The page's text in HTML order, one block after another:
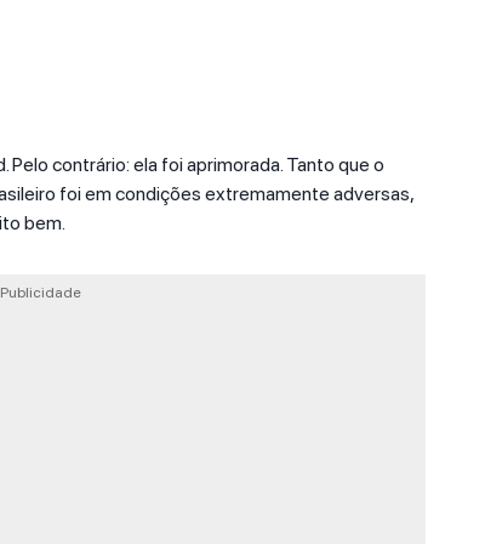
contrário: ela foi aprimorada. Tanto que o
foi em condições extremamente adversas,
bem.
Publicidade